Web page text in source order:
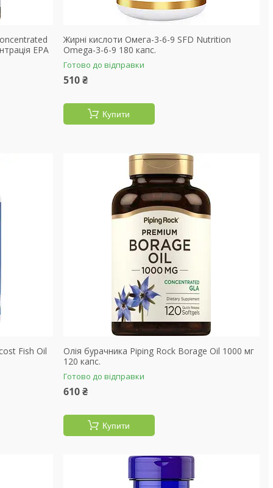
EPA
Жирні кислоти Омега-3-6-9 SFD Nutrition
Omega-3-6-9 180 капс.
Готово до відправки
510 ₴
Купити
Fish Oil
Олія бурачника Piping Rock Borage Oil 1000 мг
120 капс.
Готово до відправки
610 ₴
Купити